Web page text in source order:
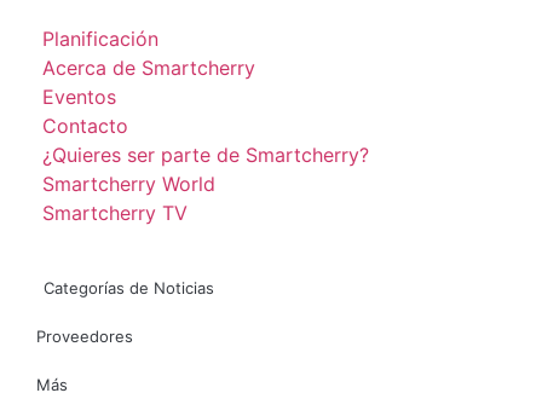
Planificación
Acerca de Smartcherry
Eventos
Contacto
¿Quieres ser parte de Smartcherry?
Smartcherry World
Smartcherry TV
Categorías de Noticias
Proveedores
Más